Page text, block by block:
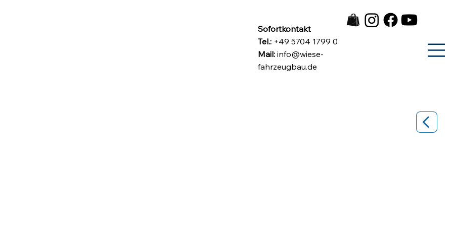
Sofortkontakt
Tel.:+49 5704 1799 0
Mail: info@wiese-
fahrzeugbau.de